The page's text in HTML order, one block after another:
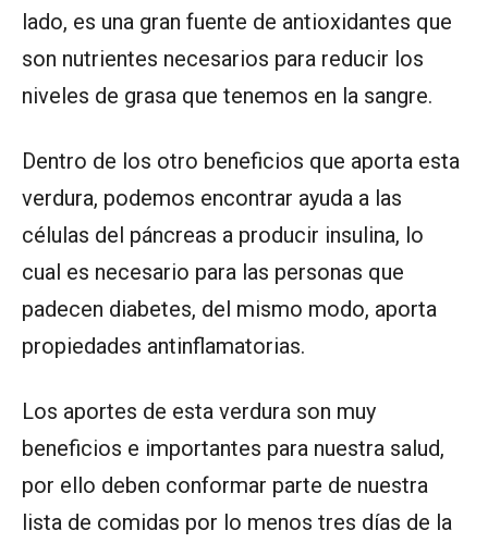
lado, es una gran fuente de antioxidantes que
son nutrientes necesarios para reducir los
niveles de grasa que tenemos en la sangre.
Dentro de los otro beneficios que aporta esta
verdura, podemos encontrar ayuda a las
células del páncreas a producir insulina, lo
cual es necesario para las personas que
padecen diabetes, del mismo modo, aporta
propiedades antinflamatorias.
Los aportes de esta verdura son muy
beneficios e importantes para nuestra salud,
por ello deben conformar parte de nuestra
lista de comidas por lo menos tres días de la